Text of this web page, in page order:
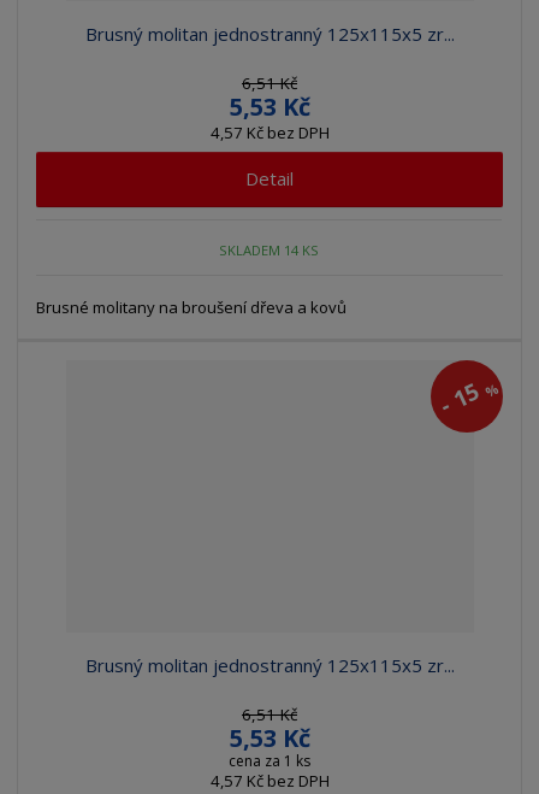
Brusný molitan jednostranný 125x115x5 zr...
6,51 Kč
5,53 Kč
4,57 Kč bez DPH
Detail
SKLADEM 14 KS
Brusné molitany na broušení dřeva a kovů
-15%
Brusný molitan jednostranný 125x115x5 zr...
6,51 Kč
5,53 Kč
cena za 1 ks
4,57 Kč bez DPH